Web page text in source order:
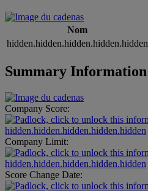
Nom
hidden.hidden.hidden.hidden.hidden
Summary Information
Company Score:
hidden.hidden.hidden.hidden.hidden
Company Limit:
hidden.hidden.hidden.hidden.hidden
Score Change Date: